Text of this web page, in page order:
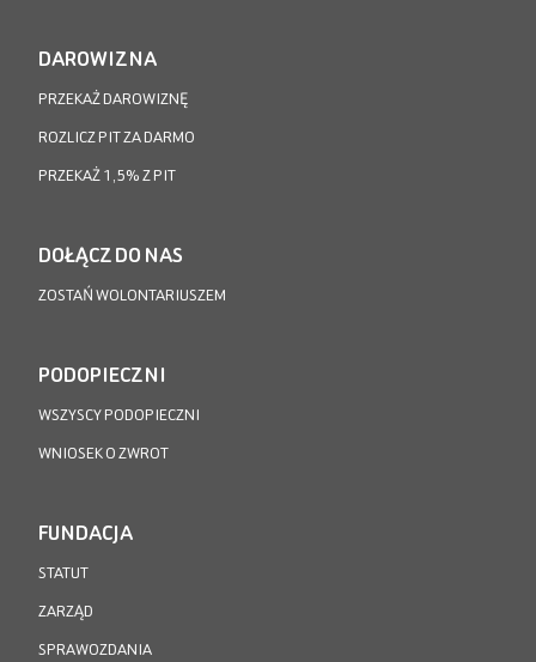
DAROWIZNA
PRZEKAŻ DAROWIZNĘ
ROZLICZ PIT ZA DARMO
PRZEKAŻ 1,5% Z PIT
DOŁĄCZ DO NAS
ZOSTAŃ WOLONTARIUSZEM
PODOPIECZNI
WSZYSCY PODOPIECZNI
WNIOSEK O ZWROT
FUNDACJA
STATUT
ZARZĄD
SPRAWOZDANIA